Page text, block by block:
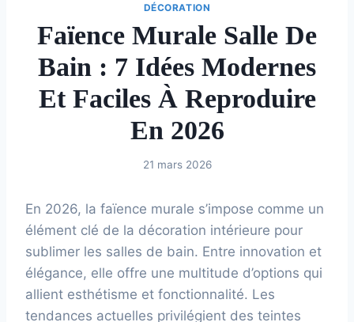
DÉCORATION
Faïence Murale Salle De
Bain : 7 Idées Modernes
Et Faciles À Reproduire
En 2026
21 mars 2026
En 2026, la faïence murale s’impose comme un
élément clé de la décoration intérieure pour
sublimer les salles de bain. Entre innovation et
élégance, elle offre une multitude d’options qui
allient esthétisme et fonctionnalité. Les
tendances actuelles privilégient des teintes